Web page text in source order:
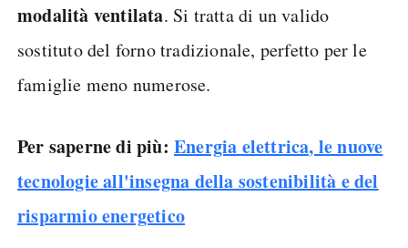
modalità ventilata. Si tratta di un valido
sostituto del forno tradizionale, perfetto per le
famiglie meno numerose.
Per saperne di più: Energia elettrica, le nuove
tecnologie all'insegna della sostenibilità e del
risparmio energetico